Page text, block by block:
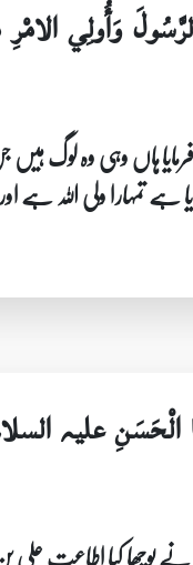
وَأُولِي
ہاں وہی وہ لوگ ہیں
تمہارا ولی اللہ ہے
علیہ